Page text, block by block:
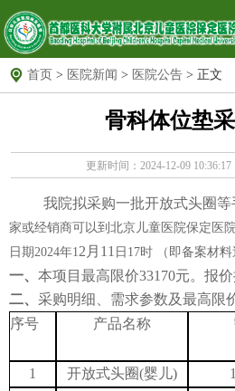
首页
医院简介 组织架构 医
新闻动态 医院公告
就医指南 出诊信息 保定专家 北京
党建园地 党建文化园地 工作动态
信息公开 招标采购 公示栏 安
科研教育 科教动态 规培园地
药物临床试验机构 药物临床试验机构
首页 > 医院新闻 > 医院公告 > 正文
骨科体位垫
更新时间：2024-12-09
我院拟采购一批开放式头圈
家或经销商可以到北京儿童医院保定医
日期2024年12月11 日 17时 （即备案材料
一、 本项目最高限价33170元。报
二、 采购明细、需求参数及最高限
序号
产品名称
1 开放式头圈(婴儿)